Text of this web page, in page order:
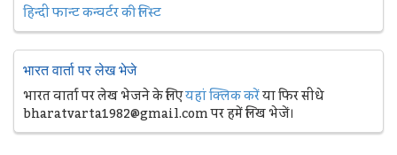
हिन्दी फान्ट कन्वर्टर की लिस्ट
भारत वार्ता पर लेख भेजे
भारत वार्ता पर लेख भेजने के लिएयहां क्लिक करेंया फिर सीधे
bharatvarta1982@gmail.com पर हमें लिख भेजें।